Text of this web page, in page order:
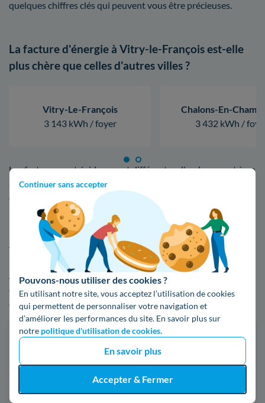
Continuer sans accepter
Pouvons-nous utiliser des cookies ?
En utilisant notre site, vous acceptez l’utilisation de cookies
qui permettent de personnaliser votre navigation et
d’améliorer les performances du site. En savoir plus sur
notre politique d'utilisation de cookies.
En savoir plus
Accepter & Fermer
quelques chiffres clés qui peuvent vous être précieuses.
La facture d'énergie à Vitry-le-François est-elle
plus chère que celles d'autres villes ?
Vitry-Le-François
3 143 kWh / foyer
Chalons-En-
3 432 kWh /
Les factures sont évidemment différentes d'un logement à un
autre, d'un ménage à un autre, du fait du fournisseur, de la
consommation en kWh, et de bien d'autres facteurs.
Faites une estimation en un coup d'oeil de votre
facture d'énergie à Vitry-le-François
Afin de noter les différences de tarifs entre EDF et ses
compétiteurs, n'hésitez pas à faire usage de notre
comparateur d'offres d'électricité ou de gaz :
Faites des économies sur vos factures d'énergie
Je compare